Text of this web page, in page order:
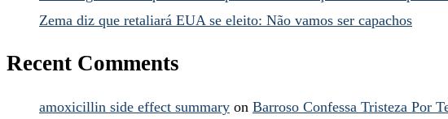
Zema diz que retaliará EUA se eleito: Não vamos ser capachos
Recent Comments
amoxicillin side effect summary on Barroso Confessa Tristeza Por